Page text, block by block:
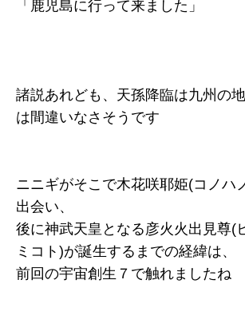
「鹿児島に行って来ました」
諸説あれども、天孫降臨は九州の
は間違いなさそうです
ニニギがそこで木花咲耶姫(コノハ
出会い、
後に神武天皇となる彦火火出見尊(
ミコト)が誕生するまでの経緯は、
前回の宇宙創生７で触れましたね